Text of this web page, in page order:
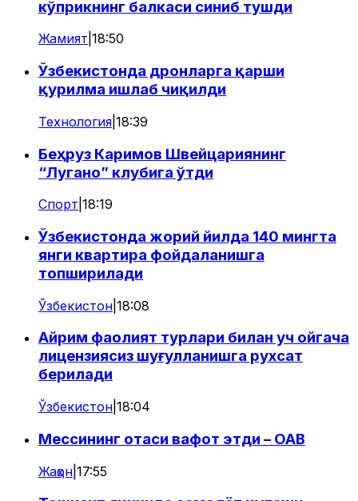
кўприкнинг балкаси синиб тушди
Жамият 18:50
Ўзбекистонда дронларга қарши
қурилма ишлаб чиқилди
Технология 18:39
Беҳруз Каримов Швейцариянинг
“Лугано” клубига ўтди
Спорт 18:19
Ўзбекистонда жорий йилда 140 мингта
янги квартира фойдаланишга
топширилади
Ўзбекистон 18:08
Айрим фаолият турлари билан уч ойгача
лицензиясиз шуғулланишга рухсат
берилади
Ўзбекистон 18:04
Мессининг отаси вафот этди – ОАВ
Жаҳон 17:55